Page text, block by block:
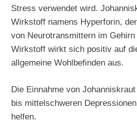
Stress verwendet wird.
Wirkstoff namens Hyperforin,
von Neurotransmittern im
Wirkstoff wirkt sich positiv auf
allgemeine Wohlbefinden aus.
Die Einnahme von
bis mittelschweren
helfen.